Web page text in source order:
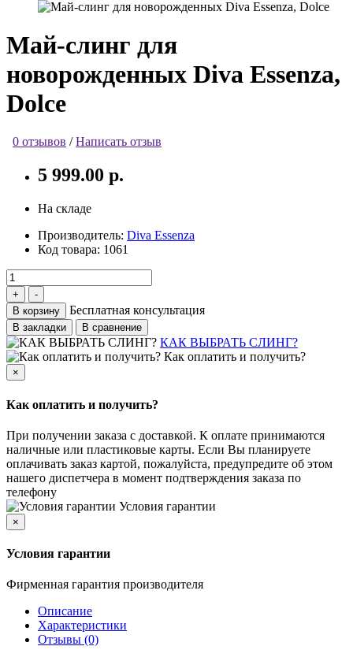
Май-слинг для
новорожденных Diva Essenza,
Dolce
0 отзывов /Написать отзыв
5 999.00 р.
На складе
Производитель: Diva Essenza
Код товара: 1061
В корзину Бесплатная консультация
В закладки В сравнение
КАК ВЫБРАТЬ СЛИНГ?
Как оплатить и получить?
×
Как оплатить и получить?
При получении заказа с доставкой. К оплате принимаются
наличные или пластиковые карты. Если Вы планируете
оплачивать заказ картой, пожалуйста, предупредите об этом
нашего диспетчера в момент подтверждения заказа по
телефону
Условия гарантии
×
Условия гарантии
Фирменная гарантия производителя
Описание
Характеристики
Отзывы (0)